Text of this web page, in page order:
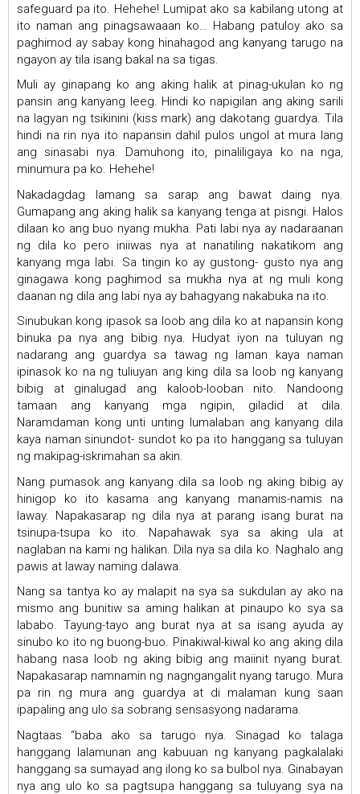
safeguard pa ito. Hehehe! Lumipat ako sa kabilang utong at
ito naman ang pinagsawaaan ko… Habang patuloy ako sa
paghimod ay sabay kong hinahagod ang kanyang tarugo na
ngayon ay tila isang bakal na sa tigas.
Muli ay ginapang ko ang aking halik at pinag-ukulan ko ng
pansin ang kanyang leeg. Hindi ko napigilan ang aking sarili
na lagyan ng tsikinini (kiss mark) ang dakotang guardya. Tila
hindi na rin nya ito napansin dahil pulos ungol at mura lang
ang sinasabi nya. Damuhong ito, pinaliligaya ko na nga,
minumura pa ko. Hehehe!
Nakadagdag lamang sa sarap ang bawat daing nya.
Gumapang ang aking halik sa kanyang tenga at pisngi. Halos
dilaan ko ang buo nyang mukha. Pati labi nya ay nadaraanan
ng dila ko pero iniiwas nya at nanatiling nakatikom ang
kanyang mga labi. Sa tingin ko ay gustong- gusto nya ang
ginagawa kong paghimod sa mukha nya at ng muli kong
daanan ng dila ang labi nya ay bahagyang nakabuka na ito.
Sinubukan kong ipasok sa loob ang dila ko at napansin kong
binuka pa nya ang bibig nya. Hudyat iyon na tuluyan ng
nadarang ang guardya sa tawag ng laman kaya naman
ipinasok ko na ng tuliuyan ang king dila sa loob ng kanyang
bibig at ginalugad ang kaloob-looban nito. Nandoong
tamaan ang kanyang mga ngipin, giladid at dila.
Naramdaman kong unti unting lumalaban ang kanyang dila
kaya naman sinundot- sundot ko pa ito hanggang sa tuluyan
ng makipag-iskrimahan sa akin.
Nang pumasok ang kanyang dila sa loob ng aking bibig ay
hinigop ko ito kasama ang kanyang manamis-namis na
laway. Napakasarap ng dila nya at parang isang burat na
tsinupa-tsupa ko ito. Napahawak sya sa aking ula at
naglaban na kami ng halikan. Dila nya sa dila ko. Naghalo ang
pawis at laway naming dalawa.
Nang sa tantya ko ay malapit na sya sa sukdulan ay ako na
mismo ang bunitiw sa aming halikan at pinaupo ko sya sa
lababo. Tayung-tayo ang burat nya at sa isang ayuda ay
sinubo ko ito ng buong-buo. Pinakiwal-kiwal ko ang aking dila
habang nasa loob ng aking bibig ang maiinit nyang burat.
Napakasarap namnamin ng nagngangalit nyang tarugo. Mura
pa rin ng mura ang guardya at di malaman kung saan
ipapaling ang ulo sa sobrang sensasyong nadarama.
Nagtaas “baba ako sa tarugo nya. Sinagad ko talaga
hanggang lalamunan ang kabuuan ng kanyang pagkalalaki
hanggang sa sumayad ang ilong ko sa bulbol nya. Ginabayan
nya ang ulo ko sa pagtsupa hanggang sa tuluyang sya na